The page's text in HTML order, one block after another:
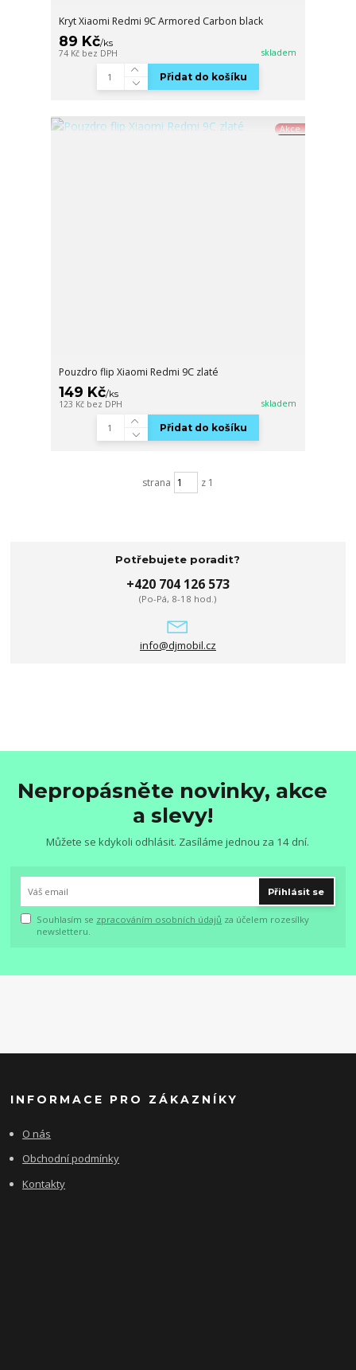
Kryt Xiaomi Redmi 9C Armored Carbon black
89 Kč/ks
74 Kč bez DPH skladem
Přidat do košíku
Akce
Pouzdro flip Xiaomi Redmi 9C zlaté
149 Kč/ks
123 Kč bez DPH skladem
Přidat do košíku
strana z 1
Potřebujete poradit?
+420 704 126 573
(Po-Pá, 8-18 hod.)
info@djmobil.cz
Nepropásněte novinky, akce
a slevy!
Můžete se kdykoli odhlásit. Zasíláme jednou za 14 dní.
Přihlásit se
Souhlasím se zpracováním osobních údajů za účelem rozesílky
newsletteru.
INFORMACE PRO ZÁKAZNÍKY
O nás
Obchodní podmínky
Kontakty